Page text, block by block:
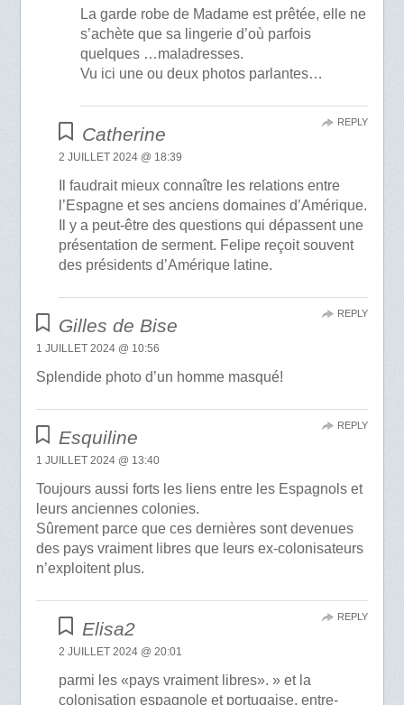
La garde robe de Madame est prêtée, elle ne
s’achète que sa lingerie d’où parfois
quelques …maladresses.
Vu ici une ou deux photos parlantes…
Catherine
2 JUILLET 2024 @ 18:39
Il faudrait mieux connaître les relations entre
l’Espagne et ses anciens domaines d’Amérique.
Il y a peut-être des questions qui dépassent une
présentation de serment. Felipe reçoit souvent
des présidents d’Amérique latine.
REPLY
Gilles de Bise
1 JUILLET 2024 @ 10:56
Splendide photo d’un homme masqué!
REPLY
Esquiline
1 JUILLET 2024 @ 13:40
Toujours aussi forts les liens entre les Espagnols et
leurs anciennes colonies.
Sûrement parce que ces dernières sont devenues
des pays vraiment libres que leurs ex-colonisateurs
n’exploitent plus.
REPLY
Elisa2
2 JUILLET 2024 @ 20:01
parmi les «pays vraiment libres». » et la
colonisation espagnole et portugaise, entre-
REPLY